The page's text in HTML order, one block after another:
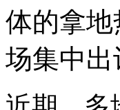
体的拿
场集中出